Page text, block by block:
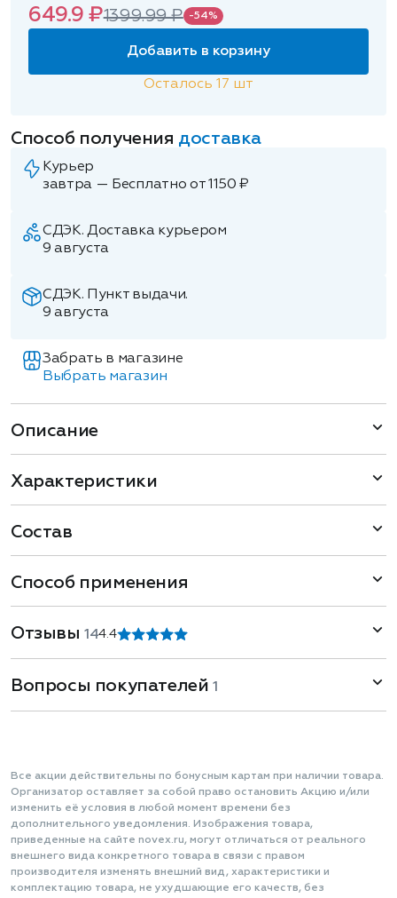
649.9 ₽1399.99 ₽ -54%
Добавить в корзину
Осталось17 шт
Способ получения доставка
Курьер
завтра — Бесплатно от 1150 ₽
СДЭК. Доставка курьером
9 августа
СДЭК. Пункт выдачи.
9 августа
Забрать в магазине
Выбрать магазин
Описание
Характеристики
Состав
Способ применения
Отзывы144.4
Вопросы покупателей 1
Все акции действительны по бонусным картам при наличии товара.
Организатор оставляет за собой право остановить Акцию и/или
изменить её условия в любой момент времени без
дополнительного уведомления. Изображения товара,
приведенные на сайте novex.ru, могут отличаться от реального
внешнего вида конкретного товара в связи с правом
производителя изменять внешний вид, характеристики и
комплектацию товара, не ухудшающие его качеств, без